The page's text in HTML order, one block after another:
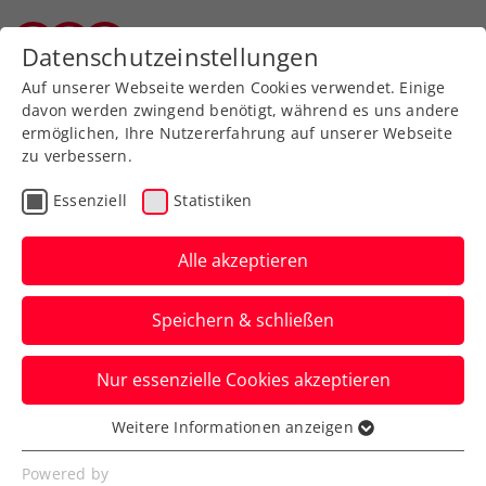
Zurück zur Newsübersicht
Turniere
Generali bleibt bis 2027
Titelsponsor in Kitzbühel
Das ATP-Turnier in Tirol kann weiterhin
aufs renommierte
Versicherungsunternehmen zählen.
Verfasst von: Presseaussendung / Redaktion, 27.07.2024
Datenschutzeinstellungen
Auf unserer Webseite werden Cookies verwendet. Einige
davon werden zwingend benötigt, während es uns andere
ermöglichen, Ihre Nutzererfahrung auf unserer Webseite
zu verbessern.
Essenziell Statistiken
Alle akzeptieren
Speichern & schließen
Nur essenzielle Cookies akzeptieren
Essenziell
Essenzielle Cookies werden für grundlegende
Weitere Informationen anzeigen
Powered by